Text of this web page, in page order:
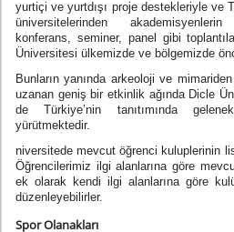
yurtiçi ve yurtdışı proje destekleriyle ve
üniversitelerinden
konferans, seminer, panel gibi
Üniversitesi ülkemizde ve bölgemizde
Bunların yanında arkeoloji ve
uzanan geniş bir etkinlik ağında Dicle
de Türkiye’nin tanıtımında
yürütmektedir.
niversitede mevcut öğrenci kuluplerinin
Öğrencilerimiz ilgi alanlarına göre
ek olarak kendi ilgi alanlarına göre
düzenleyebilirler.
Spor Olanakları